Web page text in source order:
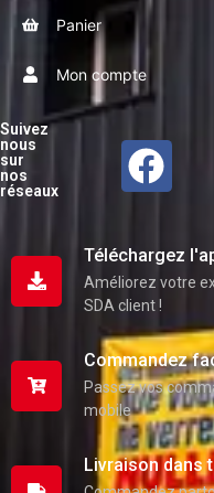
Panier
Mon compte
Téléchargez
Améliorez votre
SDA client !
Commandez
Passez vos
mobile
Livraison dans
Suivez
nous
sur
nos
réseaux